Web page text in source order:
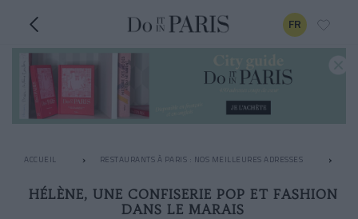
FR
ACCUEIL RESTAURANTS À PARIS : NOS MEILLEURES ADRESSES
HÉLÈNE, UNE CONFISERIE POP ET FASHION
DANS LE MARAIS